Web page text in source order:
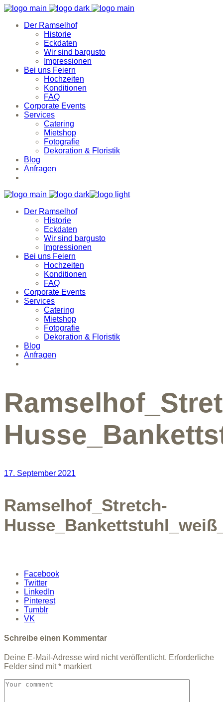
Der Ramselhof
Historie
Eckdaten
Wir sind bargusto
Impressionen
Bei uns Feiern
Hochzeiten
Konditionen
FAQ
Corporate Events
Services
Catering
Mietshop
Fotografie
Dekoration & Floristik
Blog
Anfragen
Der Ramselhof
Historie
Eckdaten
Wir sind bargusto
Impressionen
Bei uns Feiern
Hochzeiten
Konditionen
FAQ
Corporate Events
Services
Catering
Mietshop
Fotografie
Dekoration & Floristik
Blog
Anfragen
17. September 2021
Ramselhof_Stretch-
Facebook
Twitter
LinkedIn
Pinterest
Tumblr
VK
Schreibe einen Kommentar
Deine E-Mail-Adresse wird nicht veröffentlicht. Erforderliche
Felder sind mit* markiert